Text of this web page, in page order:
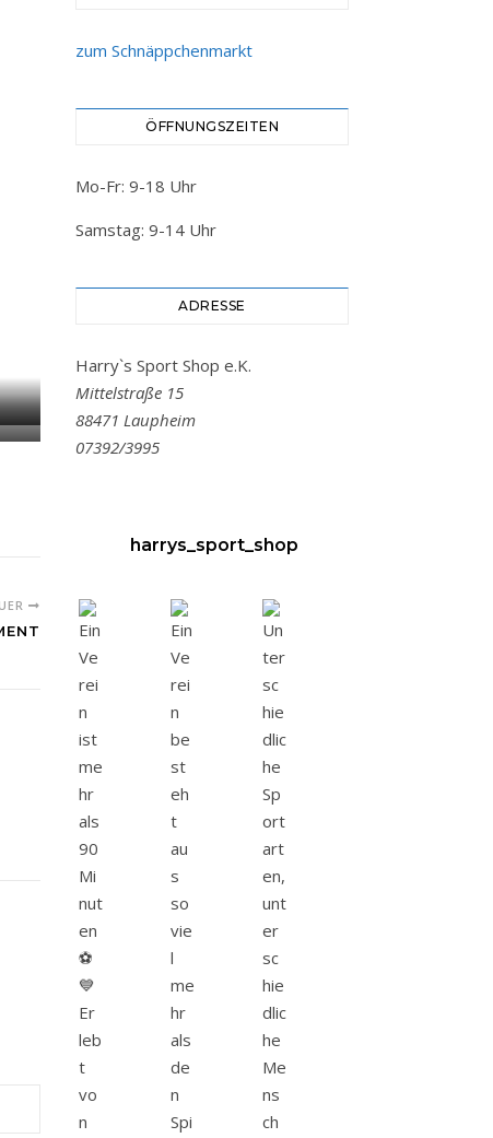
zum Schnäppchenmarkt
ÖFFNUNGSZEITEN
Mo-Fr: 9-18 Uhr
Samstag: 9-14 Uhr
ADRESSE
Harry`s Sport Shop e.K.
Mittelstraße 15
88471 Laupheim
07392/3995
harrys_sport_shop
Er lebt von